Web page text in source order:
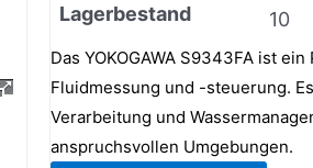
Lagerbestand
10
Das YOKOGAWA S9343FA ist
Fluidmessung und -steuerung.
Verarbeitung und
anspruchsvollen Umgebungen.